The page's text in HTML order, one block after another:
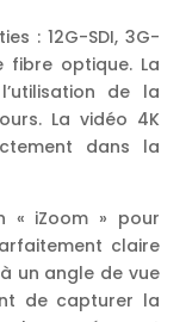
: 12G-SDI, 3G-
fibre optique. La
de la
La vidéo 4K
dans la
« iZoom » pour
claire
un angle de vue
de capturer la